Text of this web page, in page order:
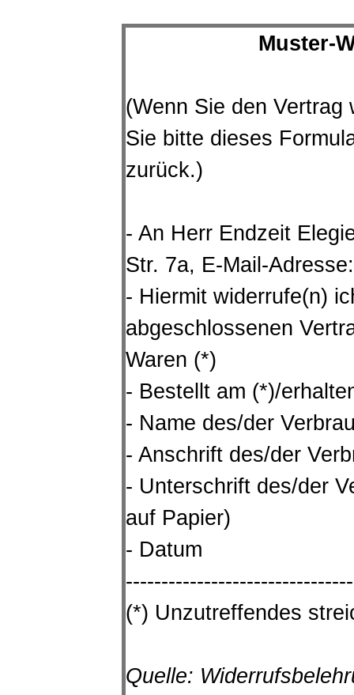
Muster-
(Wenn Sie den
Sie bitte dieses
zurück.)
- An Herr Endzeit
Str. 7a, E-Mail-
- Hiermit widerrufe(n)
abgeschlossenen
Waren (*)
- Bestellt am (*)/
- Name des/der
- Anschrift des/der
- Unterschrift des/der
auf Papier)
- Datum
(*) Unzutreffendes
Quelle: